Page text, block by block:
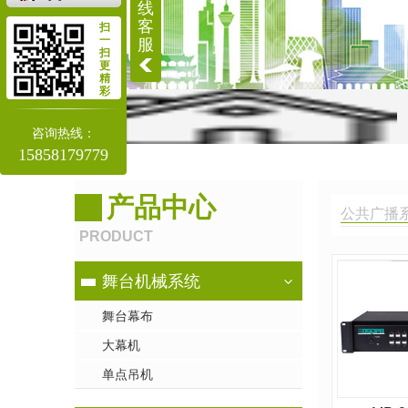
当前位置：
产品中心
PRODUCT
舞台机械系统
舞台幕布
大幕机
单点吊机
公共广播
线
客
服
扫
一
扫
更
精
彩
咨询热线：
15858179779